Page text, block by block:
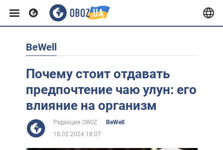
Европа
США
BeWell
Почему стоит отдавать
предпочтение чаю улун: его
влияние на организм
Редакция OBOZ
BeWell
18.02.2024 18:07